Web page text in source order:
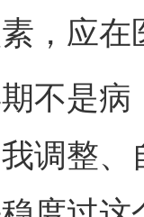
，应
是病
调整